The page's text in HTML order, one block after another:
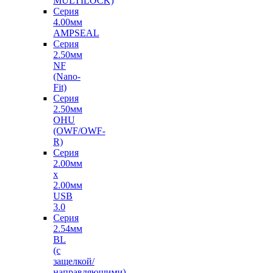
Серия
4.00мм
AMPSEAL
Серия
2.50мм
NF
(Nano-
Fit)
Серия
2.50мм
OHU
(OWF/OWF-
R)
Серия
2.00мм
x
2.00мм
USB
3.0
Серия
2.54мм
BL
(с
защелкой/